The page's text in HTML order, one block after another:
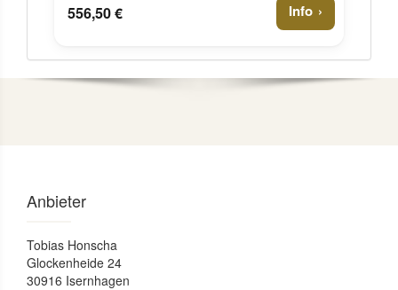
556,50 € Info
Anbieter
Tobias Honscha
Glockenheide 24
30916 Isernhagen